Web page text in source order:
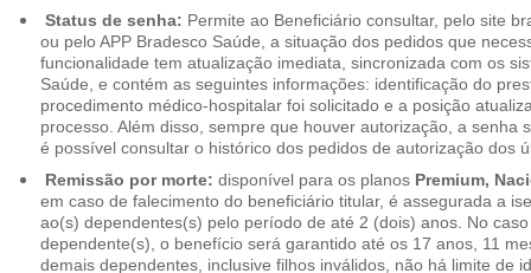
Status de senha: Permite ao Beneficiário consultar, pelo site
ou pelo APP Bradesco Saúde, a situação dos pedidos que
funcionalidade tem atualização imediata, sincronizada com os
Saúde, e contém as seguintes informações: identificação do
procedimento médico-hospitalar foi solicitado e a posição
processo. Além disso, sempre que houver autorização, a senha
é possível consultar o histórico dos pedidos de autorização dos
Remissão por morte: disponível para os planos Premium,
em caso de falecimento do beneficiário titular, é assegurada a
ao(s) dependentes(s) pelo período de até 2 (dois) anos. No
dependente(s), o benefício será garantido até os 17 anos, 11
demais dependentes, inclusive filhos inválidos, não há limite de